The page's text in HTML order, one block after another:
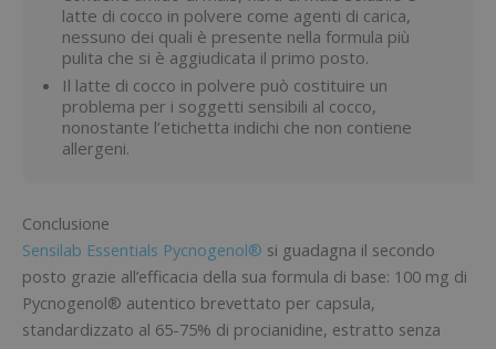
latte di cocco in polvere come agenti di carica,
nessuno dei quali è presente nella formula più
pulita che si è aggiudicata il primo posto.
Il latte di cocco in polvere può costituire un
problema per i soggetti sensibili al cocco,
nonostante l’etichetta indichi che non contiene
allergeni.
Conclusione
Sensilab Essentials Pycnogenol® si guadagna il secondo
posto grazie all’efficacia della sua formula di base: 100 mg di
Pycnogenol® autentico brevettato per capsula,
standardizzato al 65-75% di procianidine, estratto senza